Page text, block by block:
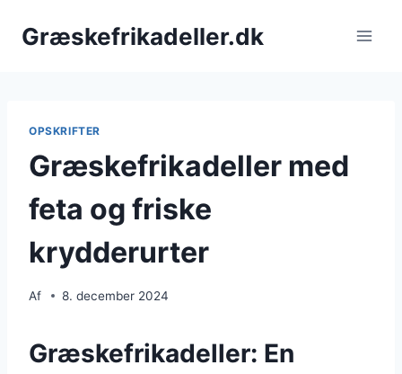
Græskefrikadeller.dk
OPSKRIFTER
Græskefrikadeller med
feta og friske
krydderurter
Af 8. december 2024
Græskefrikadeller: En